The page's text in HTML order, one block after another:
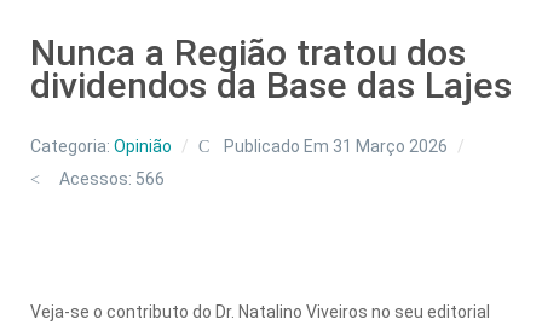
Nunca a Região tratou dos
dividendos da Base das Lajes
Categoria: Opinião
Publicado Em 31 Março 2026
Acessos: 566
Veja-se o contributo do Dr. Natalino Viveiros no seu editorial